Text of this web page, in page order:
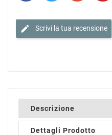
edit Scrivi la tua recensione
Descrizione
Dettagli Prodotto